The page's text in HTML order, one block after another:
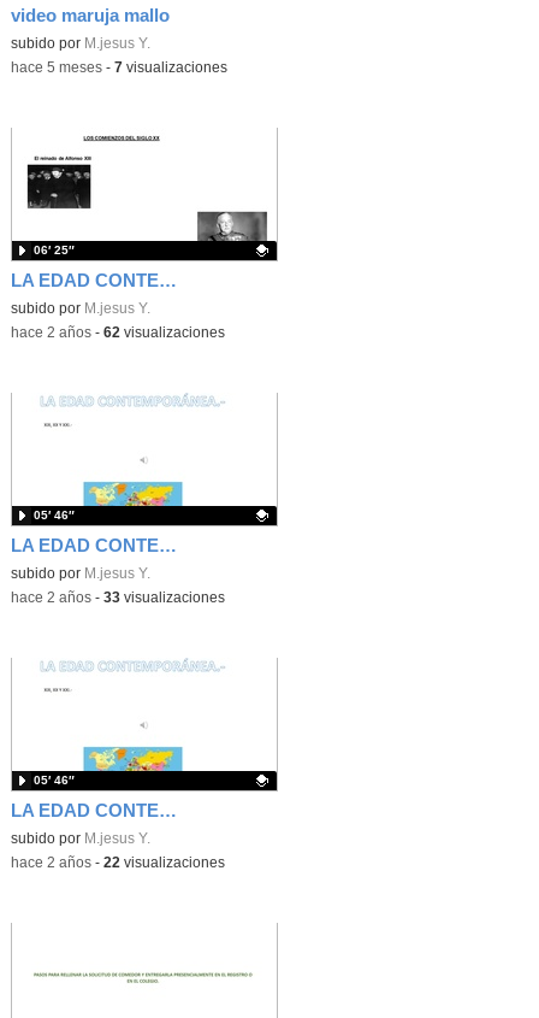
video maruja mallo
Contenido educativo.
subido por M.jesus Y.
-hace 5 meses- 7 visualizaciones
LA EDAD CONTEMPORÁNEA
Contenido educativo.
subido por M.jesus Y.
06′ 25″
-hace 2 años- 62 visualizaciones
LA EDAD CONTEMPORÁNEA
Contenido educativo.
subido por M.jesus Y.
05′ 46″
-hace 2 años- 33visualizaciones
LA EDAD CONTEMPORÁNEA
Contenido educativo.
subido por M.jesus Y.
05′ 46″
-hace 2 años- 22 visualizaciones